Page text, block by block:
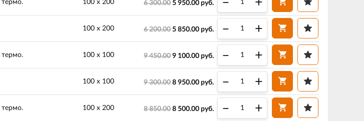
термо. 100 х 200 6 300.00 5 950.00 руб.
100 х 200 6 200.00 5 850.00 руб. – +
термо. 100 х 100 9 450.00 9 100.00 руб. – +
100 х 100 9 300.00 8 950.00 руб. – +
термо. 100 х 200 8 850.00 8 500.00 руб. – +